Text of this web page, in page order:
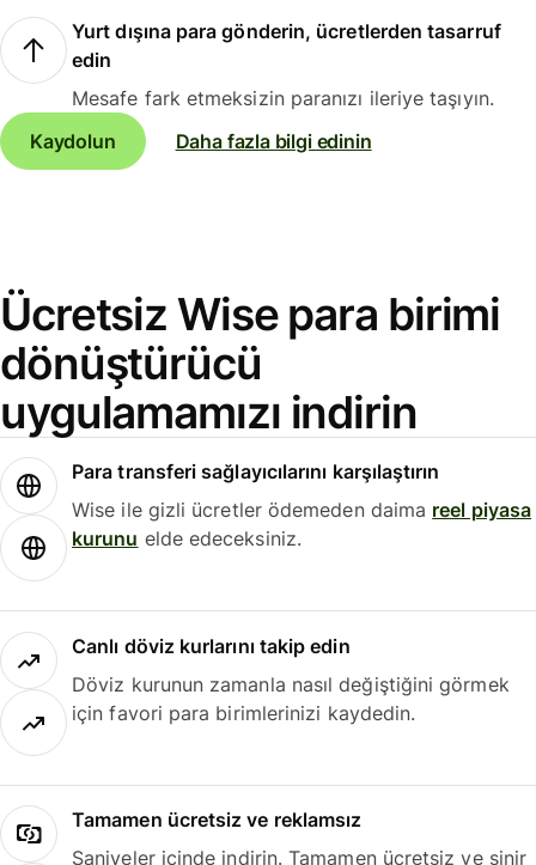
Yurt dışına para gönderin, ücretlerden tasarruf
edin
Mesafe fark etmeksizin paranızı ileriye taşıyın.
Kaydolun
Daha fazla bilgi edinin
Ücretsiz Wise para birimi
dönüştürücü
uygulamamızı indirin
Para transferi sağlayıcılarını karşılaştırın
Wise ile gizli ücretler ödemeden daima reel piyasa
kurunu elde edeceksiniz.
Canlı döviz kurlarını takip edin
Döviz kurunun zamanla nasıl değiştiğini görmek
için favori para birimlerinizi kaydedin.
Tamamen ücretsiz ve reklamsız
Saniyeler içinde indirin. Tamamen ücretsiz ve sinir